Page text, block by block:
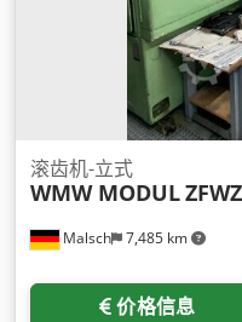
Malsch 7,485 km
滚齿机-立式
WMW MODUL
价格信息